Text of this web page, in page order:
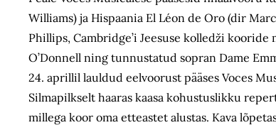
Williams) ja Hispaania El Léon de Oro (dir
Phillips, Cambridge’i Jeesuse kolledži
O’Donnell ning tunnustatud sopran Dame
24. aprillil lauldud eelvoorust pääses Voces
Silmapilkselt haaras kaasa kohustuslikku
millega koor oma etteastet alustas. Kava